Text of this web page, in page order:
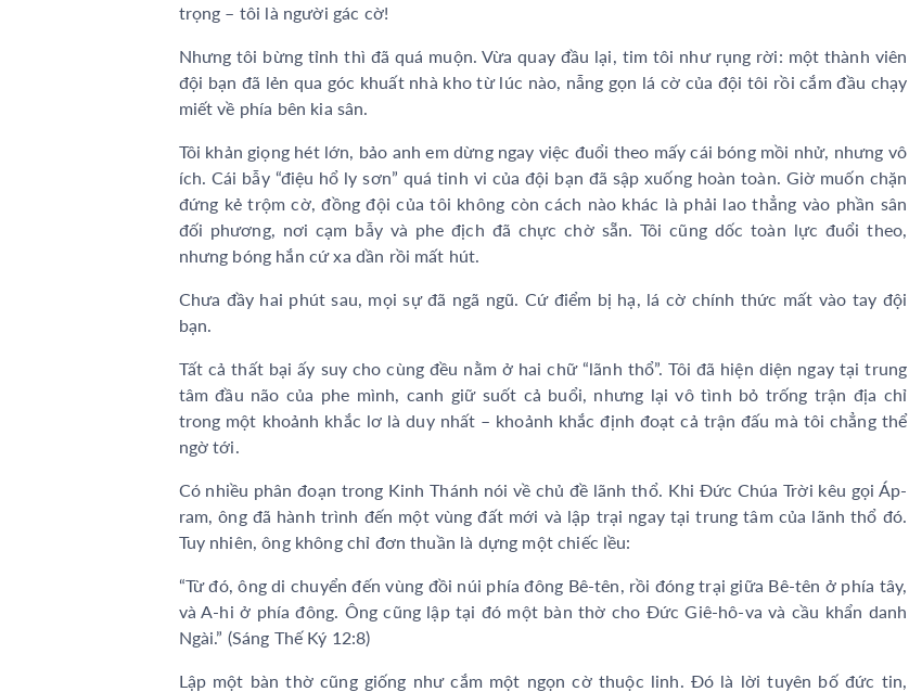
trọng – tôi là người gác cờ!
Nhưng tôi bừng tỉnh thì đã quá muộn. Vừa quay đầu lại, tim tôi như rụng rời: một thành viên
đội bạn đã lẻn qua góc khuất nhà kho từ lúc nào, nẫng gọn lá cờ của đội tôi rồi cắm đầu chạy
miết về phía bên kia sân.
Tôi khản giọng hét lớn, bảo anh em dừng ngay việc đuổi theo mấy cái bóng mồi nhử, nhưng vô
ích. Cái bẫy “điệu hổ ly sơn” quá tinh vi của đội bạn đã sập xuống hoàn toàn. Giờ muốn chặn
đứng kẻ trộm cờ, đồng đội của tôi không còn cách nào khác là phải lao thẳng vào phần sân
đối phương, nơi cạm bẫy và phe địch đã chực chờ sẵn. Tôi cũng dốc toàn lực đuổi theo,
nhưng bóng hắn cứ xa dần rồi mất hút.
Chưa đầy hai phút sau, mọi sự đã ngã ngũ. Cứ điểm bị hạ, lá cờ chính thức mất vào tay đội
bạn.
Tất cả thất bại ấy suy cho cùng đều nằm ở hai chữ “lãnh thổ”. Tôi đã hiện diện ngay tại trung
tâm đầu não của phe mình, canh giữ suốt cả buổi, nhưng lại vô tình bỏ trống trận địa chỉ
trong một khoảnh khắc lơ là duy nhất – khoảnh khắc định đoạt cả trận đấu mà tôi chẳng thể
ngờ tới.
Có nhiều phân đoạn trong Kinh Thánh nói về chủ đề lãnh thổ. Khi Đức Chúa Trời kêu gọi Áp-
ram, ông đã hành trình đến một vùng đất mới và lập trại ngay tại trung tâm của lãnh thổ đó.
Tuy nhiên, ông không chỉ đơn thuần là dựng một chiếc lều:
“Từ đó, ông di chuyển đến vùng đồi núi phía đông Bê-tên, rồi đóng trại giữa Bê-tên ở phía tây,
và A-hi ở phía đông. Ông cũng lập tại đó một bàn thờ cho Đức Giê-hô-va và cầu khẩn danh
Ngài.” (Sáng Thế Ký 12:8)
Lập một bàn thờ cũng giống như cắm một ngọn cờ thuộc linh. Đó là lời tuyên bố đức tin,